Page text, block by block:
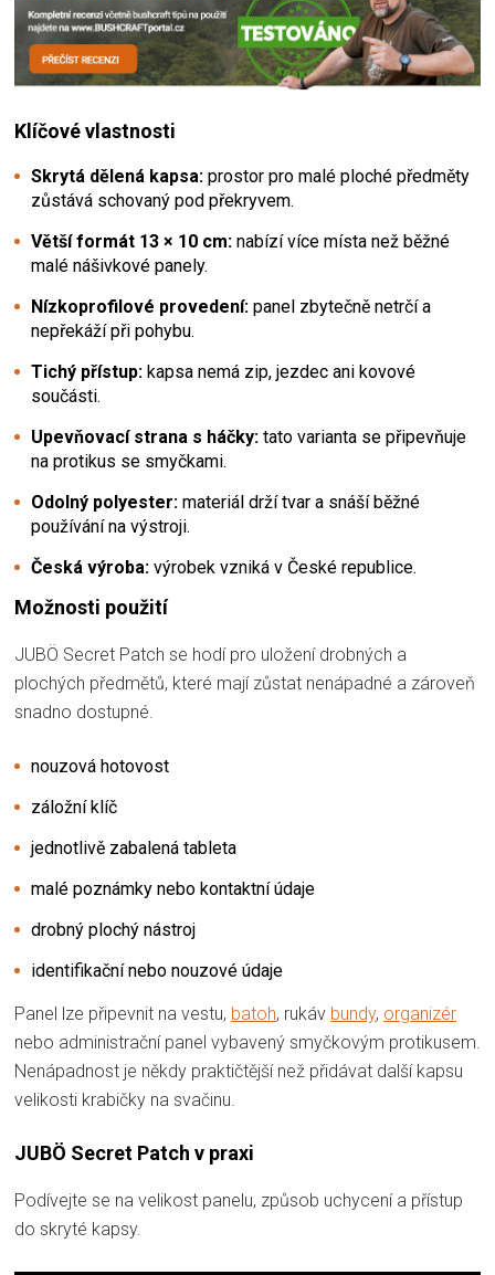
Klíčové vlastnosti
Skrytá dělená kapsa: prostor pro malé ploché předměty
zůstává schovaný pod překryvem.
Větší formát 13 × 10 cm: nabízí více místa než běžné
malé nášivkové panely.
Nízkoprofilové provedení: panel zbytečně netrčí a
nepřekáží při pohybu.
Tichý přístup: kapsa nemá zip, jezdec ani kovové
součásti.
Upevňovací strana s háčky: tato varianta se připevňuje
na protikus se smyčkami.
Odolný polyester: materiál drží tvar a snáší běžné
používání na výstroji.
Česká výroba: výrobek vzniká v České republice.
Možnosti použití
JUBÖ Secret Patch se hodí pro uložení drobných a
plochých předmětů, které mají zůstat nenápadné a zároveň
snadno dostupné.
nouzová hotovost
záložní klíč
jednotlivě zabalená tableta
malé poznámky nebo kontaktní údaje
drobný plochý nástroj
identifikační nebo nouzové údaje
Panel lze připevnit na vestu, batoh, rukáv bundy, organizér
nebo administrační panel vybavený smyčkovým protikusem.
Nenápadnost je někdy praktičtější než přidávat další kapsu
velikosti krabičky na svačinu.
JUBÖ Secret Patch v praxi
Podívejte se na velikost panelu, způsob uchycení a přístup
do skryté kapsy.